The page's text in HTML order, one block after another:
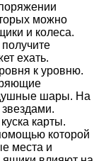
можно
и колеса.
ехать.
к уровню.
шары. На
карты.
которой
места и